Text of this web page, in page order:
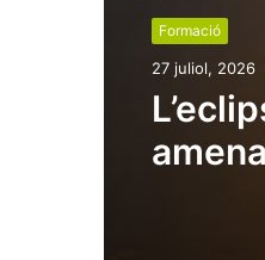
Formació
27 juliol, 2026